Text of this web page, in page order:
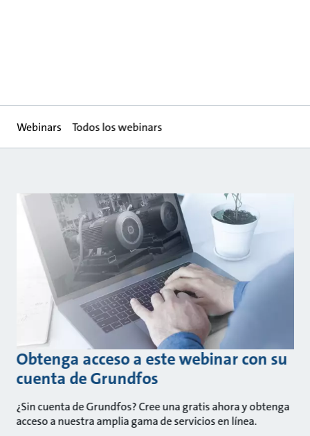
Webinars Todos los webinars
Obtenga acceso a este webinar con su
cuenta de Grundfos
¿Sin cuenta de Grundfos? Cree una gratis ahora y obtenga
acceso a nuestra amplia gama de servicios en línea.